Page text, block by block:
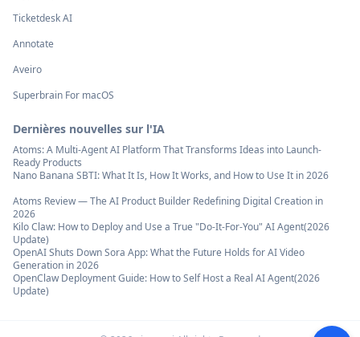
Ticketdesk AI
Annotate
Aveiro
Superbrain For macOS
Dernières nouvelles sur l'IA
Atoms: A Multi-Agent AI Platform That Transforms Ideas into Launch-
Ready Products
Nano Banana SBTI: What It Is, How It Works, and How to Use It in 2026
Atoms Review — The AI Product Builder Redefining Digital Creation in
2026
Kilo Claw: How to Deploy and Use a True "Do‑It‑For‑You" AI Agent(2026
Update)
OpenAI Shuts Down Sora App: What the Future Holds for AI Video
Generation in 2026
OpenClaw Deployment Guide: How to Self Host a Real AI Agent(2026
Update)